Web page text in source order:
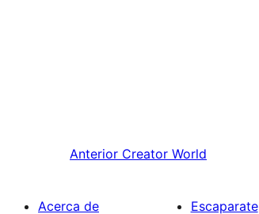
Anterior Creator World
Acerca de Escaparate